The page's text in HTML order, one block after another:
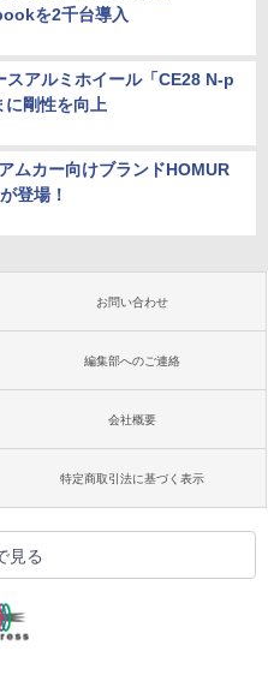
を2千台導入
スアルミホイール「CE28 N-p
剛性を向上
ムカー向けブランドHOMUR
登場！
お問い合わせ
編集部へのご連絡
会社概要
特定商取引法に基づく表示
見る